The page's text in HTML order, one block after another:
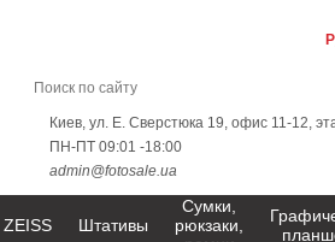
Киев, ул. Е. Сверстюка 19, офис 11-12,
ПН-ПТ 09:01 -18:00
admin@fotosale.ua
ZEISS Штативы
Сумки,
рюкзаки,